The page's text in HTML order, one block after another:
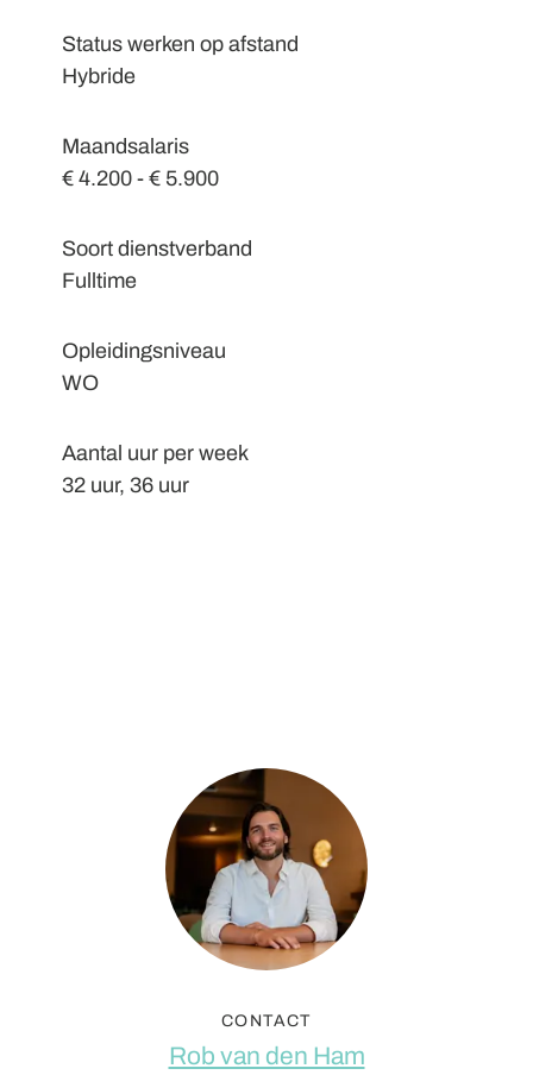
Status werken op afstand
Hybride
Maandsalaris
€ 4.200 - € 5.900
Soort dienstverband
Fulltime
Opleidingsniveau
WO
Aantal uur per week
32 uur, 36 uur
CONTACT
Rob van den Ham